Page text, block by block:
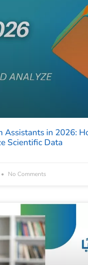
Assistants in 2026:
Scientific Data
No Comments